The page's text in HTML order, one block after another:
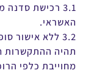
3.1 רכישת
האשראי.
3.2 ללא
תהיה ההתקשרות
מחוייבת כלפי